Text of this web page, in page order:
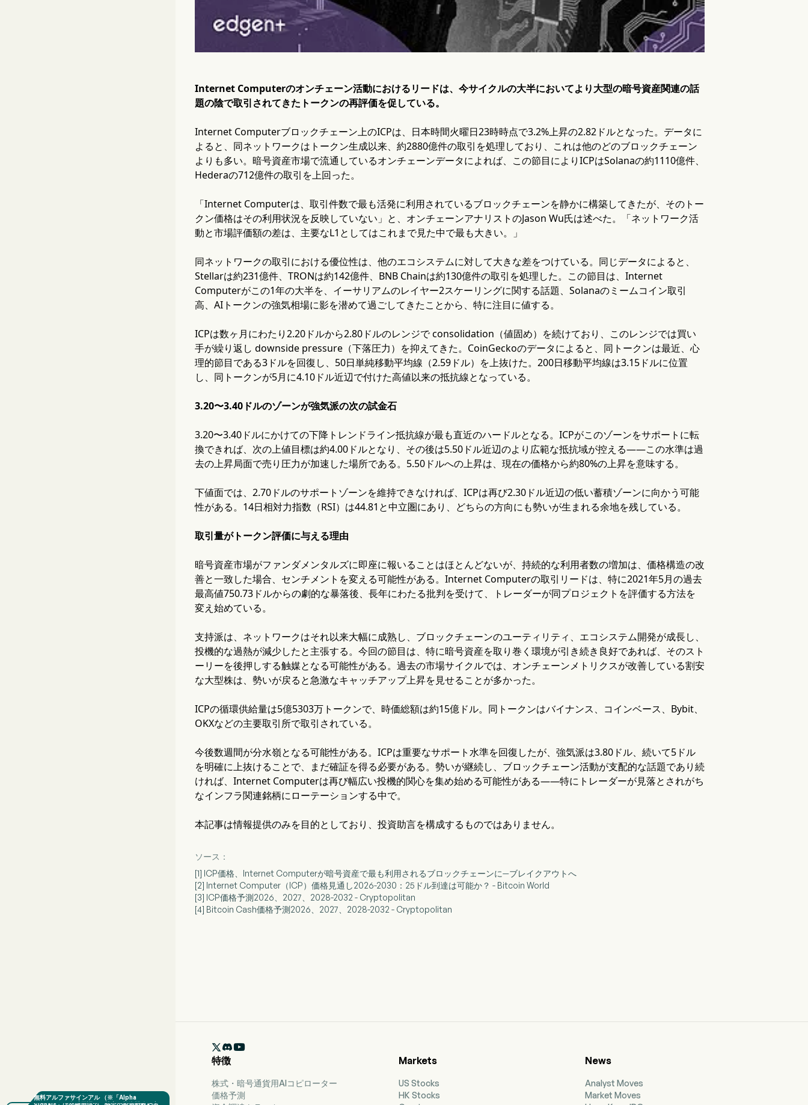
Internet Computerのオンチェーン活動におけるリードは、今サイクルの大半においてより大型の暗号資産関連の話
題の陰で取引されてきたトークンの再評価を促している。
Internet Computerブロックチェーン上のICPは、日本時間火曜日23時時点で3.2%上昇の2.82ドルとなった。データに
よると、同ネットワークはトークン生成以来、約2880億件の取引を処理しており、これは他のどのブロックチェーン
よりも多い。暗号資産市場で流通しているオンチェーンデータによれば、この節目によりICPはSolanaの約1110億件、
Hederaの712億件の取引を上回った。
「Internet Computerは、取引件数で最も活発に利用されているブロックチェーンを静かに構築してきたが、そのトー
クン価格はその利用状況を反映していない」と、オンチェーンアナリストのJason Wu氏は述べた。「ネットワーク活
動と市場評価額の差は、主要なL1としてはこれまで見た中で最も大きい。」
同ネットワークの取引における優位性は、他のエコシステムに対して大きな差をつけている。同じデータによると、
Stellarは約231億件、TRONは約142億件、BNB Chainは約130億件の取引を処理した。この節目は、Internet
Computerがこの1年の大半を、イーサリアムのレイヤー2スケーリングに関する話題、Solanaのミームコイン取引
高、AIトークンの強気相場に影を潜めて過ごしてきたことから、特に注目に値する。
ICPは数ヶ月にわたり2.20ドルから2.80ドルのレンジで consolidation（値固め）を続けており、このレンジでは買い
手が繰り返し downside pressure（下落圧力）を抑えてきた。CoinGeckoのデータによると、同トークンは最近、心
理的節目である3ドルを回復し、50日単純移動平均線（2.59ドル）を上抜けた。200日移動平均線は3.15ドルに位置
し、同トークンが5月に4.10ドル近辺で付けた高値以来の抵抗線となっている。
3.20〜3.40ドルのゾーンが強気派の次の試金石
3.20〜3.40ドルにかけての下降トレンドライン抵抗線が最も直近のハードルとなる。ICPがこのゾーンをサポートに転
換できれば、次の上値目標は約4.00ドルとなり、その後は5.50ドル近辺のより広範な抵抗域が控える——この水準は過
去の上昇局面で売り圧力が加速した場所である。5.50ドルへの上昇は、現在の価格から約80%の上昇を意味する。
下値面では、2.70ドルのサポートゾーンを維持できなければ、ICPは再び2.30ドル近辺の低い蓄積ゾーンに向かう可能
性がある。14日相対力指数（RSI）は44.81と中立圏にあり、どちらの方向にも勢いが生まれる余地を残している。
取引量がトークン評価に与える理由
暗号資産市場がファンダメンタルズに即座に報いることはほとんどないが、持続的な利用者数の増加は、価格構造の改
善と一致した場合、センチメントを変える可能性がある。Internet Computerの取引リードは、特に2021年5月の過去
最高値750.73ドルからの劇的な暴落後、長年にわたる批判を受けて、トレーダーが同プロジェクトを評価する方法を
変え始めている。
支持派は、ネットワークはそれ以来大幅に成熟し、ブロックチェーンのユーティリティ、エコシステム開発が成長し、
投機的な過熱が減少したと主張する。今回の節目は、特に暗号資産を取り巻く環境が引き続き良好であれば、そのスト
ーリーを後押しする触媒となる可能性がある。過去の市場サイクルでは、オンチェーンメトリクスが改善している割安
な大型株は、勢いが戻ると急激なキャッチアップ上昇を見せることが多かった。
ICPの循環供給量は5億5303万トークンで、時価総額は約15億ドル。同トークンはバイナンス、コインベース、Bybit、
OKXなどの主要取引所で取引されている。
今後数週間が分水嶺となる可能性がある。ICPは重要なサポート水準を回復したが、強気派は3.80ドル、続いて5ドル
を明確に上抜けることで、まだ確証を得る必要がある。勢いが継続し、ブロックチェーン活動が支配的な話題であり続
ければ、Internet Computerは再び幅広い投機的関心を集め始める可能性がある——特にトレーダーが見落とされがち
なインフラ関連銘柄にローテーションする中で。
本記事は情報提供のみを目的としており、投資助言を構成するものではありません。
ソース：
[1] ICP価格、Internet Computerが暗号資産で最も利用されるブロックチェーンに—ブレイクアウトへ
[2] Internet Computer（ICP）価格見通し2026-2030：25ドル到達は可能か？ - Bitcoin World
[3] ICP価格予測2026、2027、2028-2032 - Cryptopolitan
[4] Bitcoin Cash価格予測2026、2027、2028-2032 - Cryptopolitan

特徴
株式・暗号通貨用AIコピローター
価格予測
Markets
US Stocks
HK Stocks
News
Analyst Moves
Market Moves